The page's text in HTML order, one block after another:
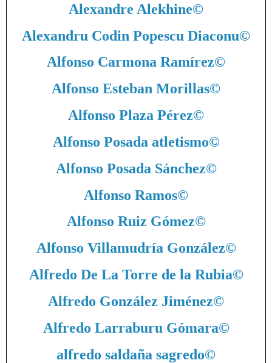
Alexandre Alekhine©
Alexandru Codin Popescu Diaconu©
Alfonso Carmona Ramírez©
Alfonso Esteban Morillas©
Alfonso Plaza Pérez©
Alfonso Posada atletismo©
Alfonso Posada Sánchez©
Alfonso Ramos©
Alfonso Ruiz Gómez©
Alfonso Villamudría González©
Alfredo De La Torre de la Rubia©
Alfredo González Jiménez©
Alfredo Larraburu Gómara©
alfredo saldaña sagredo©